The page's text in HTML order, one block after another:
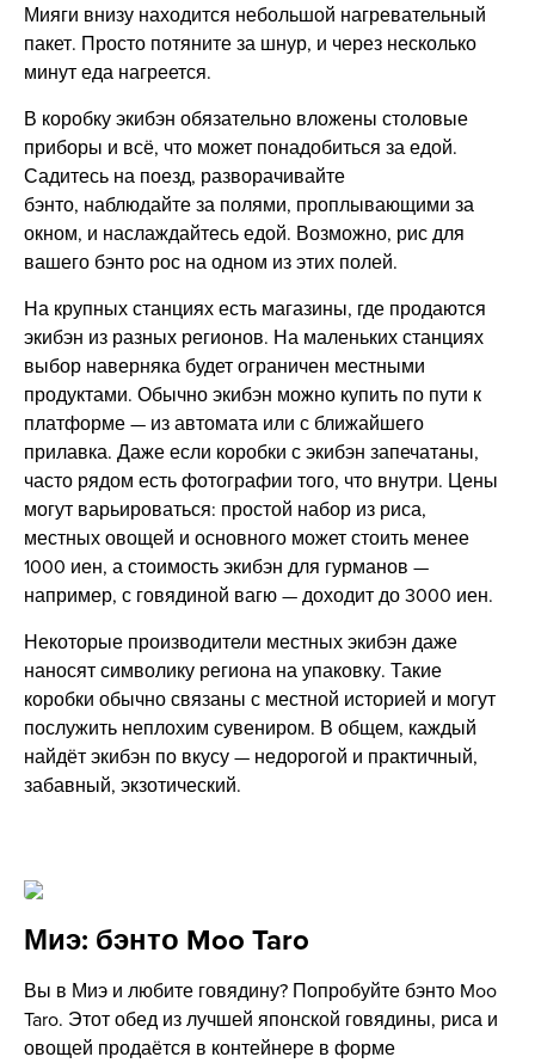
Мияги внизу находится небольшой нагревательный
пакет. Просто потяните за шнур, и через несколько
минут еда нагреется.
В коробку экибэн обязательно вложены столовые
приборы и всё, что может понадобиться за едой.
Садитесь на поезд, разворачивайте
бэнто, наблюдайте за полями, проплывающими за
окном, и наслаждайтесь едой. Возможно, рис для
вашего бэнто рос на одном из этих полей.
На крупных станциях есть магазины, где продаются
экибэн из разных регионов. На маленьких станциях
выбор наверняка будет ограничен местными
продуктами. Обычно экибэн можно купить по пути к
платформе — из автомата или с ближайшего
прилавка. Даже если коробки с экибэн запечатаны,
часто рядом есть фотографии того, что внутри. Цены
могут варьироваться: простой набор из риса,
местных овощей и основного может стоить менее
1000 иен, а стоимость экибэн для гурманов —
например, с говядиной вагю — доходит до 3000 иен.
Некоторые производители местных экибэн даже
наносят символику региона на упаковку. Такие
коробки обычно связаны с местной историей и могут
послужить неплохим сувениром. В общем, каждый
найдёт экибэн по вкусу — недорогой и практичный,
забавный, экзотический.
Миэ: бэнто Moo Taro
Вы в Миэ и любите говядину? Попробуйте бэнто Moo
Taro. Этот обед из лучшей японской говядины, риса и
овощей продаётся в контейнере в форме